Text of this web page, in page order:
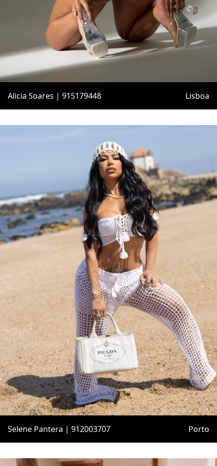
Alicia Soares | 915179448 Lisboa
Selene Pantera | 912003707 Porto